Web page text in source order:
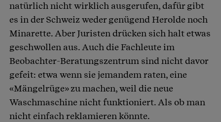
natürlich nicht wirklich ausgerufen, dafür gibt
es in der Schweiz weder genügend Herolde noch
Minarette. Aber Juristen drücken sich halt etwas
geschwollen aus. Auch die Fachleute im
Beobachter-Beratungszentrum sind nicht davor
gefeit: etwa wenn sie jemandem raten, eine
«Mängelrüge» zu machen, weil die neue
Waschmaschine nicht funktioniert. Als ob man
nicht einfach reklamieren könnte.